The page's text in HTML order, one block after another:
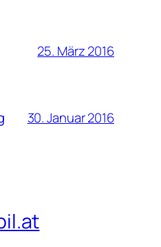
25. März 2016
30. Januar 2016